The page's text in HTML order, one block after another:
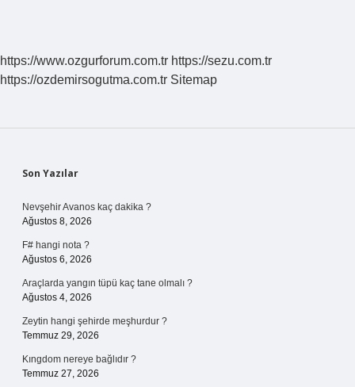
https://www.ozgurforum.com.tr https://sezu.com.tr
https://ozdemirsogutma.com.tr Sitemap
Sidebar
Son Yazılar
Nevşehir Avanos kaç dakika ?
Ağustos 8, 2026
F# hangi nota ?
Ağustos 6, 2026
Araçlarda yangın tüpü kaç tane olmalı ?
Ağustos 4, 2026
Zeytin hangi şehirde meşhurdur ?
Temmuz 29, 2026
Kıngdom nereye bağlıdır ?
Temmuz 27, 2026